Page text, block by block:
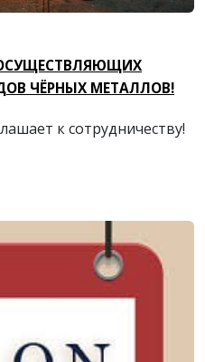
ЧЁРНЫХ МЕТАЛЛОВ!
к сотрудничеству!